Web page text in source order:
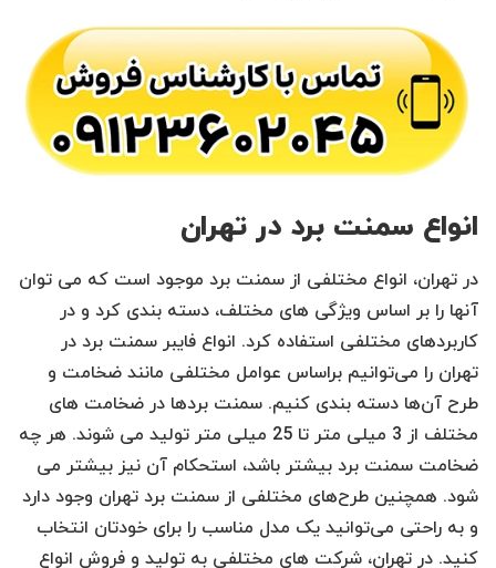
انواع سمنت برد در تهران
در تهران، انواع مختلفی از سمنت برد موجود است که می توان
آنها را بر اساس ویژگی های مختلف، دسته بندی کرد و در
کاربردهای مختلفی استفاده کرد. انواع فایبر سمنت برد در
تهران را می‌توانیم براساس عوامل مختلفی مانند ضخامت و
طرح آن‌ها دسته بندی کنیم. سمنت بردها در ضخامت های
مختلف از 3 میلی متر تا 25 میلی متر تولید می شوند. هر چه
ضخامت سمنت برد بیشتر باشد، استحکام آن نیز بیشتر می
شود. همچنین طرح‌های مختلفی از سمنت برد تهران وجود دارد
و به راحتی می‌توانید یک مدل مناسب را برای خودتان انتخاب
کنید. در تهران، شرکت های مختلفی به تولید و فروش انواع